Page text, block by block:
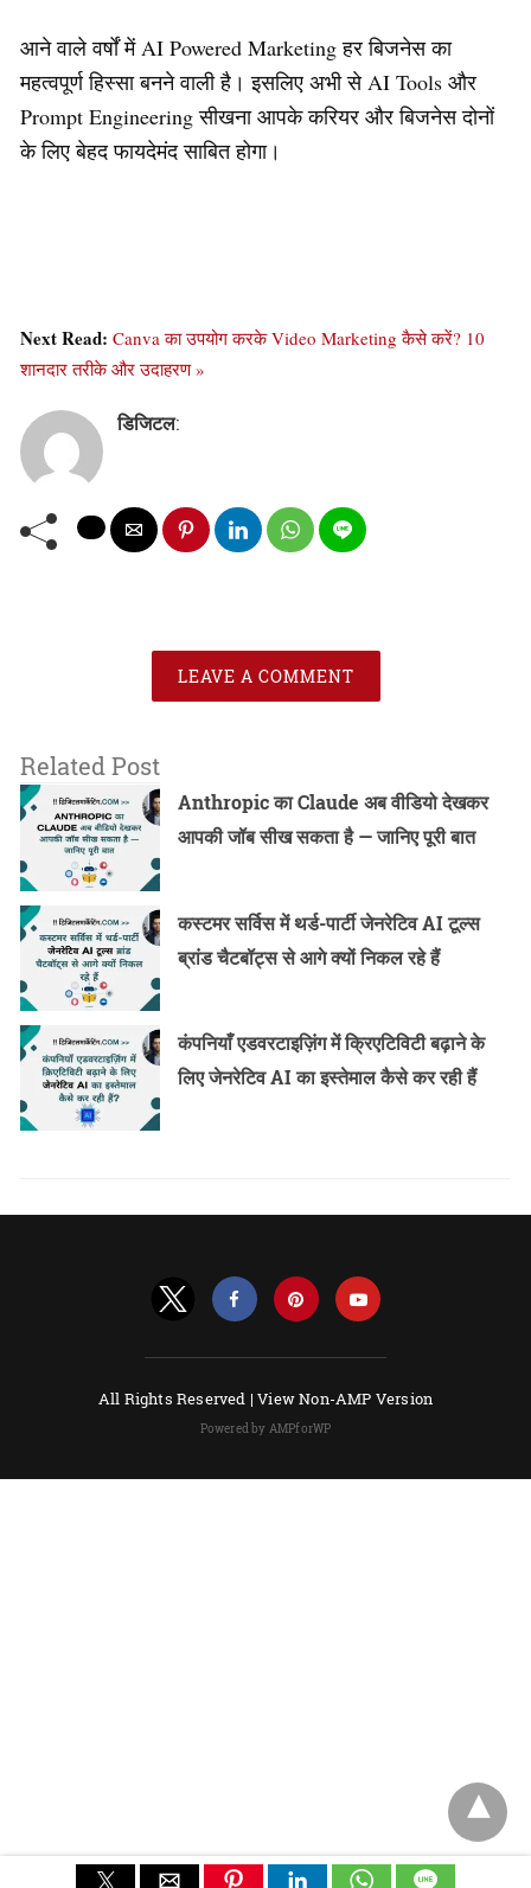
आने वाले वर्षों में AI Powered Marketing हर बिजनेस का
महत्वपूर्ण हिस्सा बनने वाली है। इसलिए अभी से AI Tools और
Prompt Engineering सीखना आपके करियर और बिजनेस दोनों
के लिए बेहद फायदेमंद साबित होगा।
Next Read: Canva का उपयोग करके Video Marketing कैसे करें? 10
शानदार तरीके और उदाहरण »
डिजिटल:
LEAVE A COMMENT
Related Post
Anthropic का Claude अब वीडियो देखकर
आपकी जॉब सीख सकता है — जानिए पूरी बात
कस्टमर सर्विस में थर्ड-पार्टी जेनरेटिव AI टूल्स
ब्रांड चैटबॉट्स से आगे क्यों निकल रहे हैं
कंपनियाँ एडवरटाइज़िंग में क्रिएटिविटी बढ़ाने के
लिए जेनरेटिव AI का इस्तेमाल कैसे कर रही हैं
All Rights Reserved |View Non-AMP Version
Powered by AMPforWP